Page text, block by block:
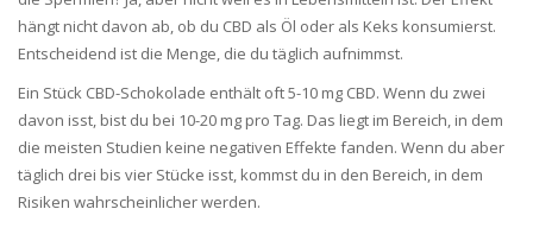
hängt nicht davon ab, ob du CBD als Öl oder als Keks konsumierst.
Entscheidend ist die Menge, die du täglich aufnimmst.
Ein Stück CBD-Schokolade enthält oft 5-10 mg CBD. Wenn du zwei
davon isst, bist du bei 10-20 mg pro Tag. Das liegt im Bereich, in dem
die meisten Studien keine negativen Effekte fanden. Wenn du aber
täglich drei bis vier Stücke isst, kommst du in den Bereich, in dem
Risiken wahrscheinlicher werden.